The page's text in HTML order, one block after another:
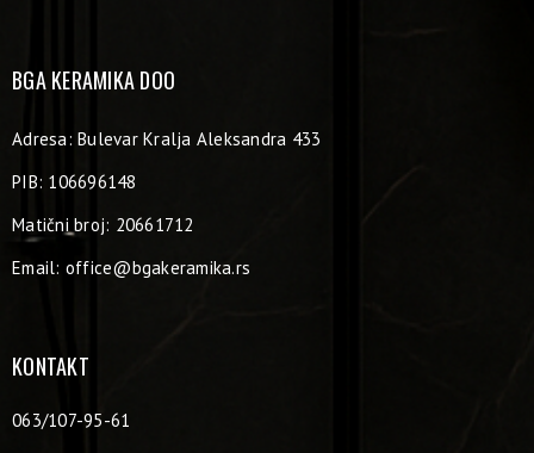
BGA KERAMIKA DOO
Adresa: Bulevar Kralja Aleksandra 433
PIB: 106696148
Matični broj: 20661712
Email: office@bgakeramika.rs
KONTAKT
063/107-95-61